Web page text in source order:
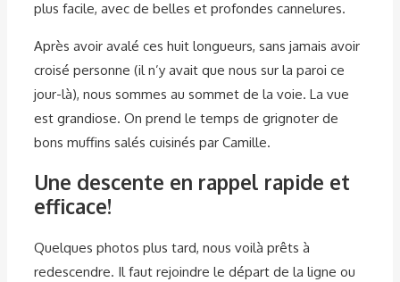
plus facile, avec de belles et profondes cannelures.
Après avoir avalé ces huit longueurs, sans jamais avoir
croisé personne (il n’y avait que nous sur la paroi ce
jour-là), nous sommes au sommet de la voie. La vue
est grandiose. On prend le temps de grignoter de
bons muffins salés cuisinés par Camille.
Une descente en rappel rapide et
efficace!
Quelques photos plus tard, nous voilà prêts à
redescendre. Il faut rejoindre le départ de la ligne ou